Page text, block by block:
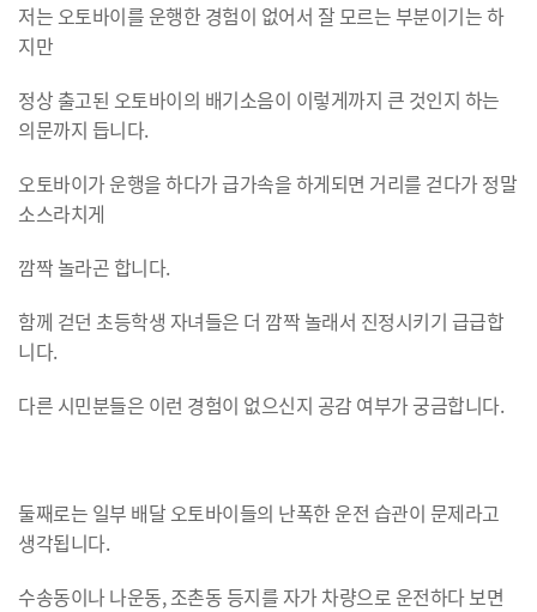
저는 오토바이를 운행한 경험이 없어서 잘 모르는 부분이기는 하
지만
정상 출고된 오토바이의 배기소음이 이렇게까지 큰 것인지 하는
의문까지 듭니다.
오토바이가 운행을 하다가 급가속을 하게되면 거리를 걷다가 정말
소스라치게
깜짝 놀라곤 합니다.
함께 걷던 초등학생 자녀들은 더 깜짝 놀래서 진정시키기 급급합
니다.
다른 시민분들은 이런 경험이 없으신지 공감 여부가 궁금합니다.
둘째로는 일부 배달 오토바이들의 난폭한 운전 습관이 문제라고
생각됩니다.
수송동이나 나운동, 조촌동 등지를 자가 차량으로 운전하다 보면